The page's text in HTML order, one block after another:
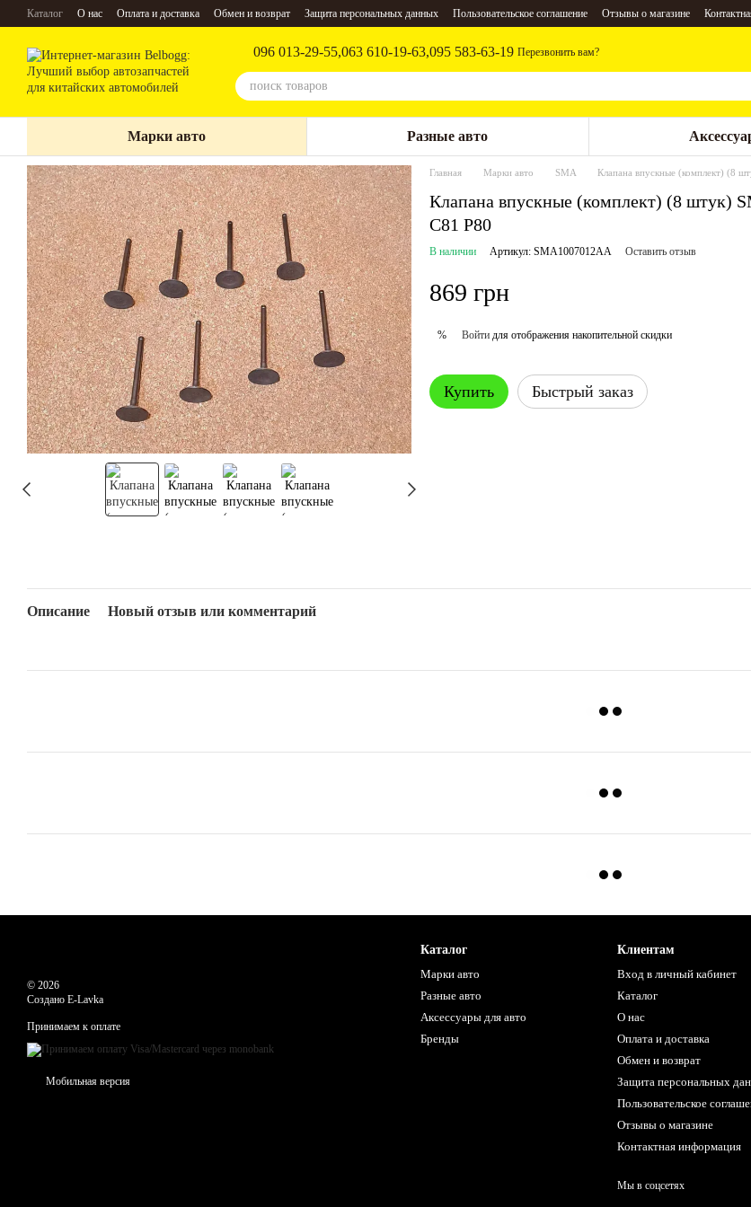
Перейти к основному контенту
Каталог О нас Оплата и доставка Обмен и возврат Защита персональных данных Пользовательское соглашение Отзывы о магазине
096 013-29-55,063 610-19-63,095 583-63-19 Перезвонить вам?
Марки авто Разные авто
Главная Марки авто SMA Клапана впускные (комплект) (8
Клапана впускные (комплект) (8 штук)
С81 Р80
В наличии Артикул: SMA1007012AA Оставить отзыв
869 грн
% Войти для отображения накопительной скидки
Купить Быстрый заказ
Описание Новый отзыв или комментарий
© 2026
Создано E-Lavka
Принимаем к оплате
Мобильная версия
Каталог
Марки авто
Разные авто
Аксессуары для авто
Бренды
Клиентам
Вход в личный кабинет
Каталог
О нас
Оплата и доставка
Обмен и возврат
Защита персональных
Пользовательское
Отзывы о магазине
Контактная информация
Мы в соцсетях